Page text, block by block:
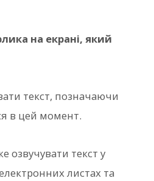
на екрані, який
текст, позначаючи
в цей момент.
озвучувати текст у
листах та